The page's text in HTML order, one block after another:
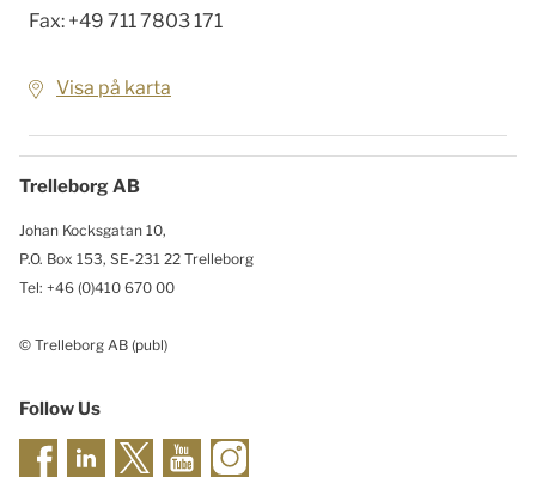
Fax: +49 711 7803 171
Visa på karta
Trelleborg AB
Johan Kocksgatan 10,
P.O. Box 153, SE-231 22 Trelleborg
Tel: +46 (0)410 670 00
© Trelleborg AB (publ)
Follow Us